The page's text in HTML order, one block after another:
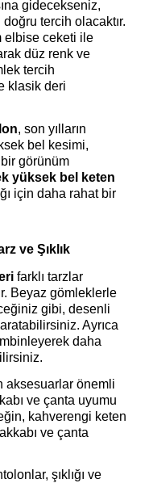
doğru tercih olacaktır.
elbise ceketi ile
düz renk ve
tercih
klasik deri
, son yılların
bel kesimi,
görünüm
yüksek bel keten
için daha rahat bir
ve Şıklık
farklı tarzlar
Beyaz gömleklerle
gibi, desenli
Ayrıca
daha
aksesuarlar önemli
ve çanta uyumu
kahverengi keten
ve çanta
şıklığı ve